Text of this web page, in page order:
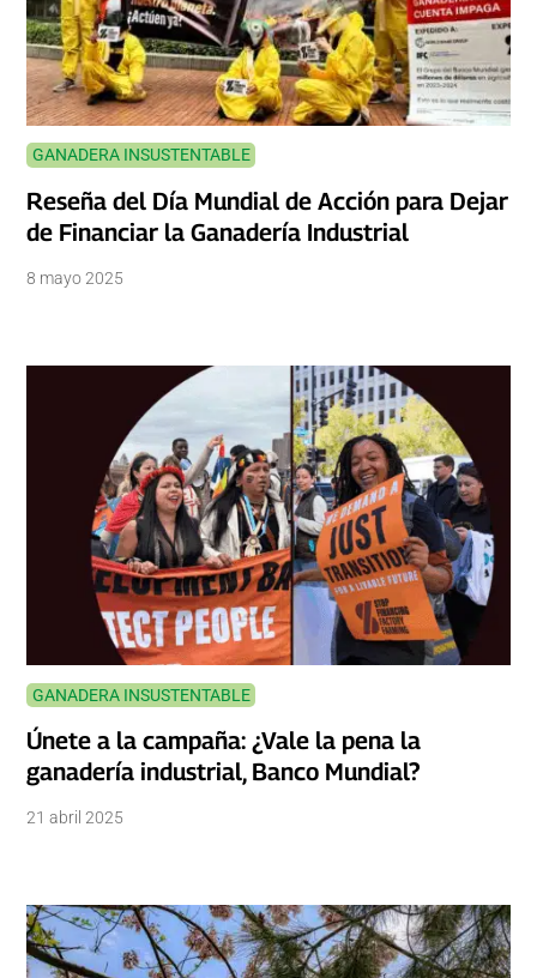
GANADERA INSUSTENTABLE
Reseña del Día Mundial de Acción para Dejar
de Financiar la Ganadería Industrial
8 mayo 2025
GANADERA INSUSTENTABLE
Únete a la campaña: ¿Vale la pena la
ganadería industrial, Banco Mundial?
21 abril 2025